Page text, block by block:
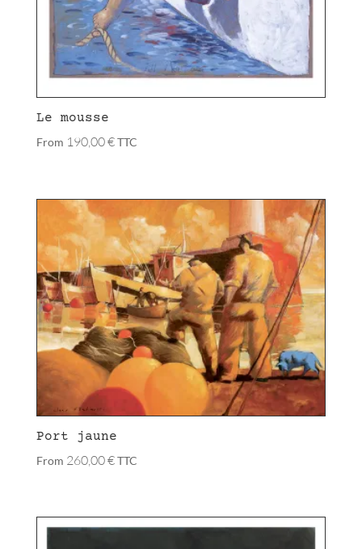
Le mousse
From 190,00€TTC
Port jaune
From 260,00€TTC